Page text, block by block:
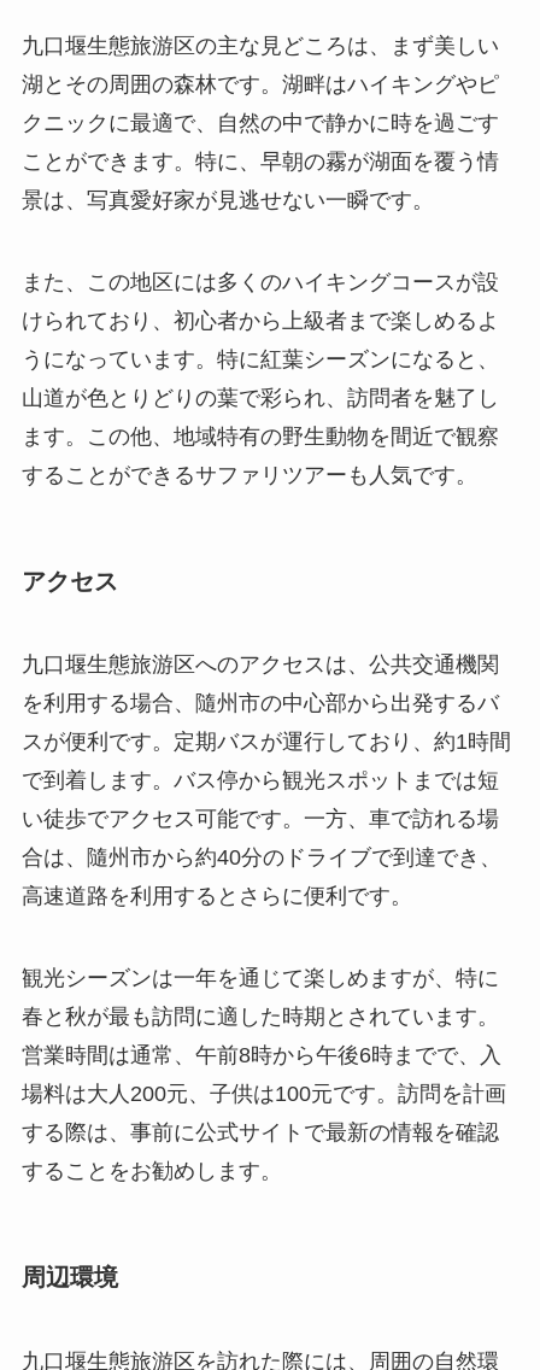
また、この地区には多くのハイキングコースが設
けられており、初心者から上級者まで楽しめるよ
うになっています。特に紅葉シーズンになると、
山道が色とりどりの葉で彩られ、訪問者を魅了し
することができるサファリツアーも人気です。
アクセス
九口堰生態旅游区へのアクセスは、公共交通機関
で到着します。バス停から観光スポットまでは短
合は、隨州市から約40分のドライブで到達でき、
高速道路を利用するとさらに便利です。
観光シーズンは一年を通じて楽しめますが、特に
春と秋が最も訪問に適した時期とされています。
営業時間は通常、午前8時から午後6時までで、入
場料は大人200元、子供は100元です。訪問を計画
することをお勧めします。
周辺環境
九口堰生態旅游区を訪れた際には、周囲の自然環
しい景観を提供しています。湖のほとりでは、釣